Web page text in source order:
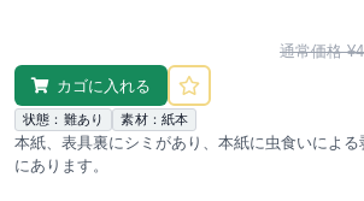
通常価格
カゴに入れる
状態：難あり 素材：紙本
本紙、表具裏にシミがあり、本紙に虫食いによ
にあります。